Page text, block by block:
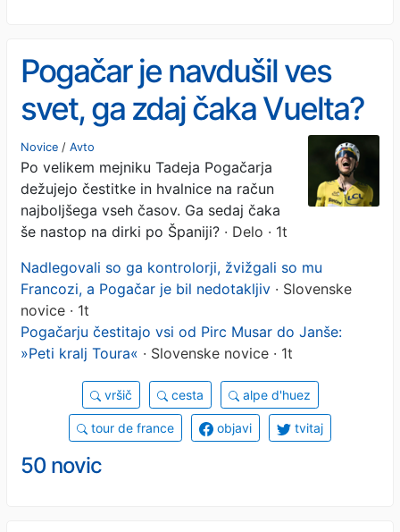
Pogačar je navdušil ves
svet, ga zdaj čaka Vuelta?
Novice / Avto
Po velikem mejniku Tadeja Pogačarja
dežujejo čestitke in hvalnice na račun
najboljšega vseh časov. Ga sedaj čaka
še nastop na dirki po Španiji? · Delo · 1t
Nadlegovali so ga kontrolorji, žvižgali so mu
Francozi, a Pogačar je bil nedotakljiv · Slovenske
novice · 1t
Pogačarju čestitajo vsi od Pirc Musar do Janše:
»Peti kralj Toura« · Slovenske novice · 1t
vršič cesta alpe d'huez
tour de france objavi tvitaj
50 novic